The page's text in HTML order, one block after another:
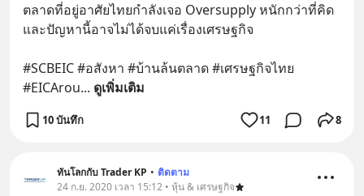
ตลาดที่อยู่อาศัยไทยกำลังเจอ Oversupply หนักกว่าที่คิด
และปัญหานี้อาจไม่ได้จบแค่เรื่องเศรษฐกิจ
#SCBEIC #อสังหา #บ้านล้นตลาด #เศรษฐกิจไทย
#EICArou... ดูเพิ่มเติม
10 บันทึก 11 8
ทันโลกกับ Trader KP • ติดตาม
24 ก.ย. 2020 เวลา 15:12 • หุ้น & เศรษฐกิจ